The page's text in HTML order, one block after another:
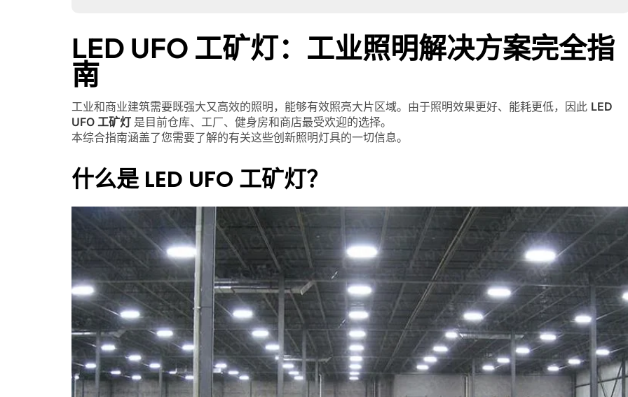
LED UFO 工矿灯：工业照明解决方案完全指
南
工业和商业建筑需要既强大又高效的照明，能够有效照亮大片区域。由于照明效果更好、能耗更低，因此 LED
UFO 工矿灯 是目前仓库、工厂、健身房和商店最受欢迎的选择。
本综合指南涵盖了您需要了解的有关这些创新照明灯具的一切信息。
什么是 LED UFO 工矿灯？